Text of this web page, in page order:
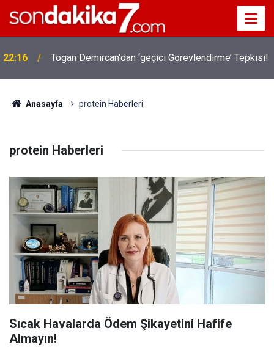
22:16
Togan Demircan’dan ‘geçici Görevlendirme’ Tepkisi!
19:32
Sıcak Havalarda Ödem Şikayetini Hafife Almayın!
Anasayfa protein Haberleri
protein Haberleri
Sıcak Havalarda Ödem Şikayetini Hafife
Almayın!